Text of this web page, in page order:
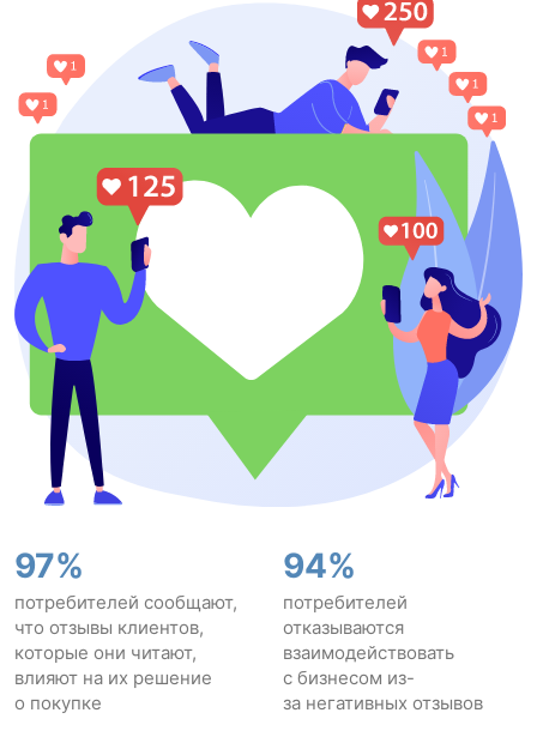
97%
потребителей сообщают,
что отзывы клиентов,
которые они читают,
влияют на их решение
о покупке
94%
потребителей
отказываются
взаимодействовать
с бизнесом из-
за негативных отзывов